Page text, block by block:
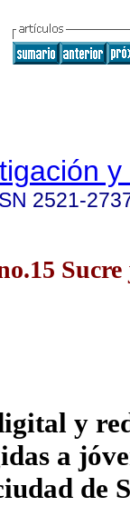
2521-
y
a
de